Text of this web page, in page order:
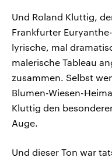
Und Roland Kluttig,
Frankfurter
lyrische, mal
malerische Tableau
zusammen. Selbst
Blumen-Wiesen-
Kluttig den
Auge.
Und dieser Ton war